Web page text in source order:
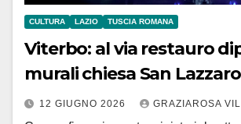
CULTURA LAZIO TUSCIA ROMANA
Viterbo: al via restauro
murali chiesa San Lazzaro
12 GIUGNO 2026 GRAZIAROSA